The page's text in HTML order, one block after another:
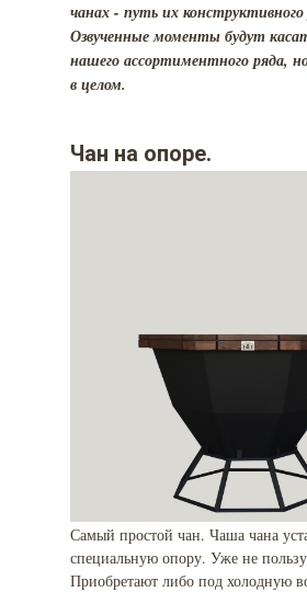
Чан на опоре.
чанах - путь их
Озвученные моменты будут
нашего ассортиментного ряда,
в целом.
Самый простой чан. Чаша чана
специальную опору. Уже не
Приобретают либо под холодную